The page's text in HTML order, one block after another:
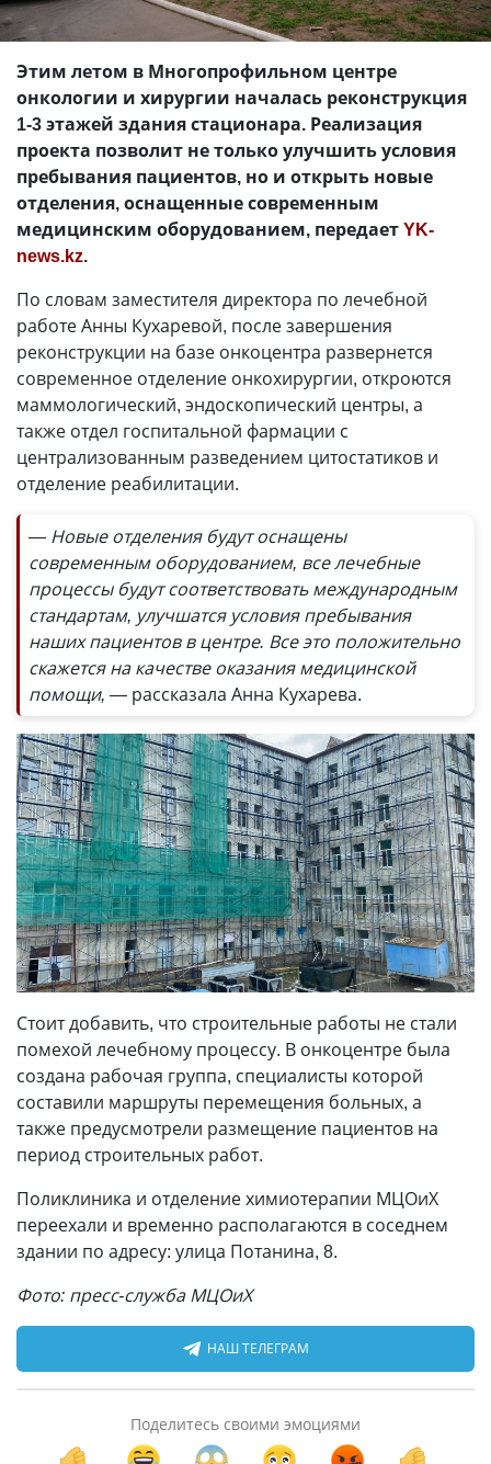
Этим летом в Многопрофильном центре
онкологии и хирургии началась реконструкция
1-3 этажей здания стационара. Реализация
проекта позволит не только улучшить условия
пребывания пациентов, но и открыть новые
отделения, оснащенные современным
медицинским оборудованием, передаетYK-
news.kz.
По словам заместителя директора по лечебной
работе Анны Кухаревой, после завершения
реконструкции на базе онкоцентра развернется
современное отделение онкохирургии, откроются
маммологический, эндоскопический центры, а
также отдел госпитальной фармации с
централизованным разведением цитостатиков и
отделение реабилитации.
— Новые отделения будут оснащены
современным оборудованием, все лечебные
процессы будут соответствовать международным
стандартам, улучшатся условия пребывания
наших пациентов в центре. Все это положительно
скажется на качестве оказания медицинской
помощи, — рассказала Анна Кухарева.
Стоит добавить, что строительные работы не стали
помехой лечебному процессу. В онкоцентре была
создана рабочая группа, специалисты которой
составили маршруты перемещения больных, а
также предусмотрели размещение пациентов на
период строительных работ.
Поликлиника и отделение химиотерапии МЦОиХ
переехали и временно располагаются в соседнем
здании по адресу: улица Потанина, 8.
Фото: пресс-служба МЦОиХ
НАШ ТЕЛЕГРАМ
Поделитесь своими эмоциями